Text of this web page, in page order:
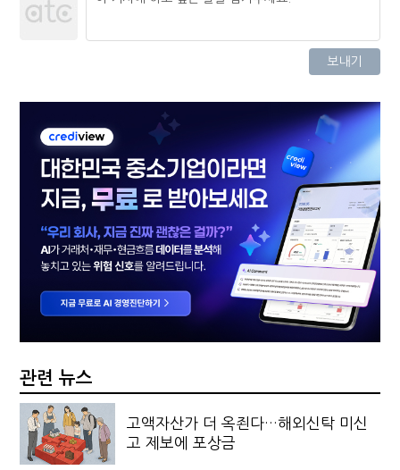
관련 뉴스
고액자산가 더 옥죈다…해외신탁 미신
고 제보에 포상금